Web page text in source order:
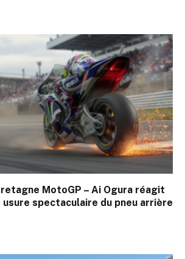
MotoGP – Ai Ogura réagit
usure spectaculaire du pneu arrière